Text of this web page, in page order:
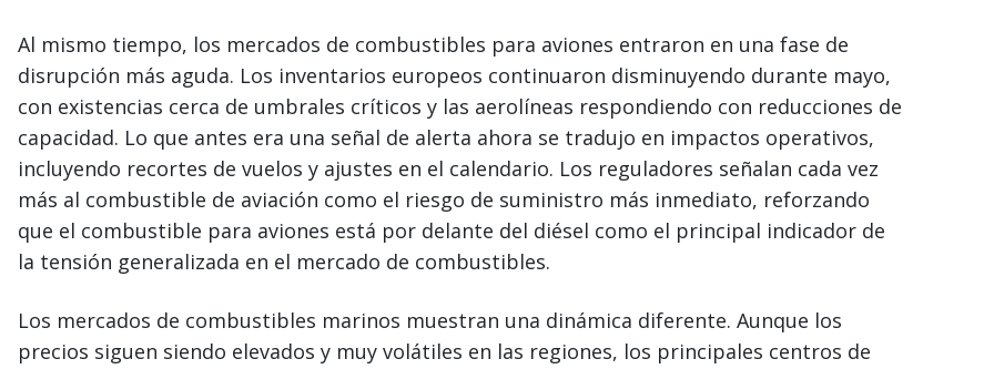
Al mismo tiempo, los mercados de combustibles para aviones entraron en una fase de
disrupción más aguda. Los inventarios europeos continuaron disminuyendo durante mayo,
con existencias cerca de umbrales críticos y las aerolíneas respondiendo con reducciones de
capacidad. Lo que antes era una señal de alerta ahora se tradujo en impactos operativos,
incluyendo recortes de vuelos y ajustes en el calendario. Los reguladores señalan cada vez
más al combustible de aviación como el riesgo de suministro más inmediato, reforzando
que el combustible para aviones está por delante del diésel como el principal indicador de
la tensión generalizada en el mercado de combustibles.
Los mercados de combustibles marinos muestran una dinámica diferente. Aunque los
precios siguen siendo elevados y muy volátiles en las regiones, los principales centros de